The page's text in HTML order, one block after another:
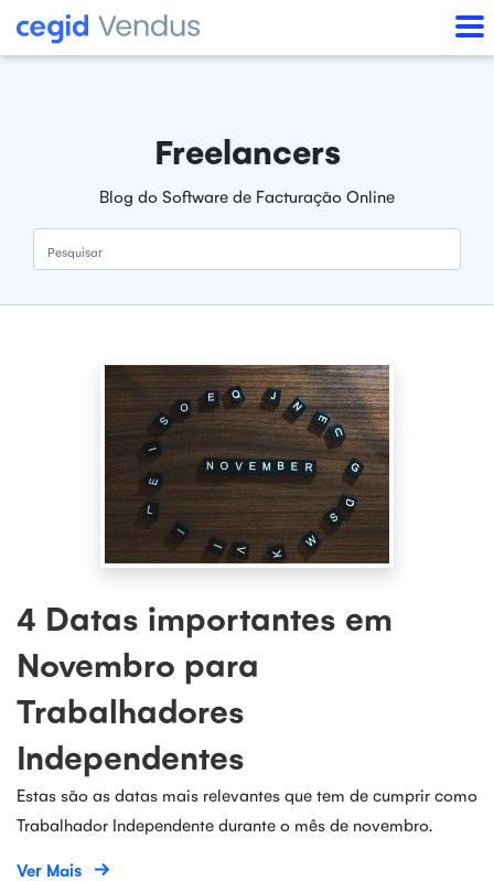
Freelancers
Blog do Software de Facturação Online
4 Datas importantes em
Novembro para
Trabalhadores
Independentes
Estas são as datas mais relevantes que tem de cumprir como
Trabalhador Independente durante o mês de novembro.
Ver Mais